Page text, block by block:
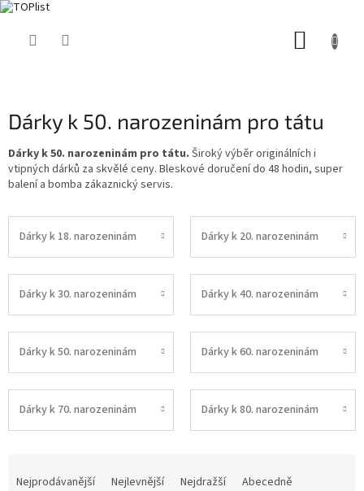
Dárky k 50. narozeninám pro tátu
Dárky k 50. narozeninám pro tátu. Široký výběr originálních i
vtipných dárků za skvělé ceny. Bleskové doručení do 48 hodin, super
balení a bomba zákaznický servis.
Dárky k 18. narozeninám Dárky k 20. narozeninám
Dárky k 30. narozeninám Dárky k 40. narozeninám
Dárky k 50. narozeninám Dárky k 60. narozeninám
Dárky k 70. narozeninám Dárky k 80. narozeninám
Nejprodávanější Nejlevnější Nejdražší Abecedně